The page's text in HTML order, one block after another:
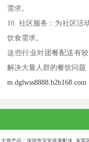
需求。
10. 社区服务：为社区活
饮食需求。
这些行业对团餐配送有
解决大量人群的餐饮问题
m.dglwss8888.b2b168.com